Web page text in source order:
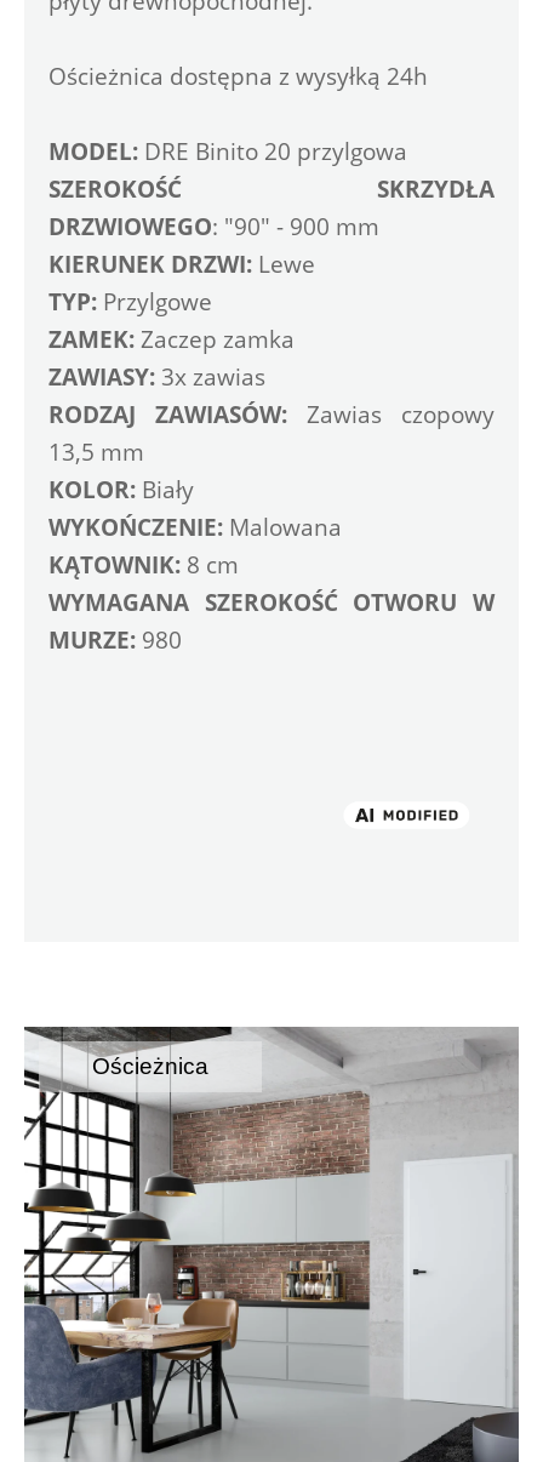
Ościeżnica dostępna z wysyłką 24h
MODEL: DRE Binito 20 przylgowa
SZEROKOŚĆ SKRZYDŁA
DRZWIOWEGO: "90" - 900 mm
KIERUNEK DRZWI: Lewe
TYP: Przylgowe
ZAMEK: Zaczep zamka
ZAWIASY: 3x zawias
RODZAJ ZAWIASÓW: Zawias czopowy
13,5 mm
KOLOR: Biały
WYKOŃCZENIE: Malowana
KĄTOWNIK: 8 cm
WYMAGANA SZEROKOŚĆ OTWORU W
MURZE: 980
Ościeżnica